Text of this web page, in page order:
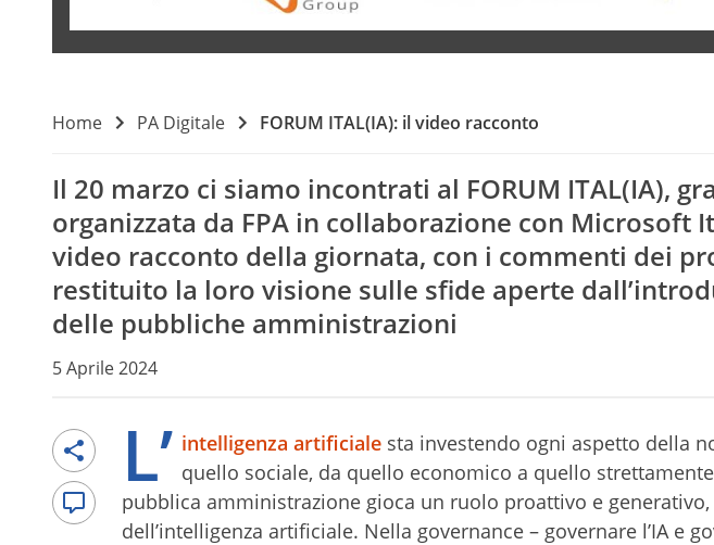
Home PA Digitale FORUM ITAL(IA): il video racconto
Il 20 marzo ci siamo incontrati al FORUM ITAL(IA),
organizzata da FPA in collaborazione con Microsoft
video racconto della giornata, con i commenti dei
restituito la loro visione sulle sfide aperte
delle pubbliche amministrazioni
5 Aprile 2024
L’ intelligenza artificiale sta investendo ogni aspetto della
quello sociale, da quello economico a quello
pubblica amministrazione gioca un ruolo proattivo e
dell’intelligenza artificiale. Nella governance – governare l’IA e